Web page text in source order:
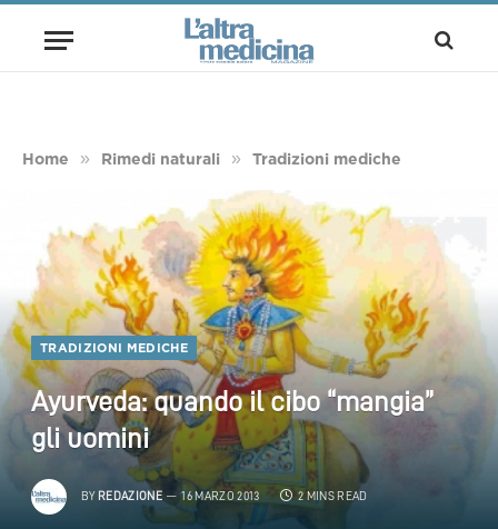
Home » Rimedi naturali » Tradizioni mediche
TRADIZIONI MEDICHE
Ayurveda: quando il cibo “mangia”
gli uomini
BY REDAZIONE 16 MARZO 2013 2 MINS READ